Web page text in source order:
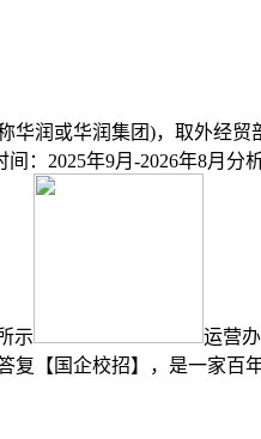
华润或华润集团)，取外经
：2025年9月-2026年8月分
示
运营
【国企校招】，是一家百